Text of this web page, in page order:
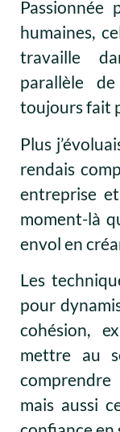
humaines,
travaille
parallèle
toujours fait
Plus
rendais
entreprise
moment-là
envol en
Les
pour
cohésion,
mettre au
mais aussi